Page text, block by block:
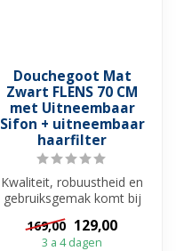
Douchegoot Mat
Zwart FLENS 70 CM
met Uitneembaar
Sifon + uitneembaar
haarfilter
Kwaliteit, robuustheid en
gebruiksgemak komt bij
Mat Zwart...
169,00 129,00
3 a 4 dagen